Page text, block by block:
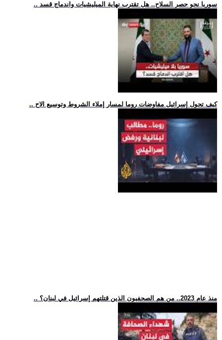
.. سوريا نحو حصر السلاح.. هل تقترب نهاية الميليشيات واندماج قسد
.. كيف تحول إسرائيل مفاوضات روما لمسار إملاء الشروط وتوسيع الاح
.. منذ عام 2023.. من هم الصحفيون الذين قتلتهم إسرائيل في لبنان؟